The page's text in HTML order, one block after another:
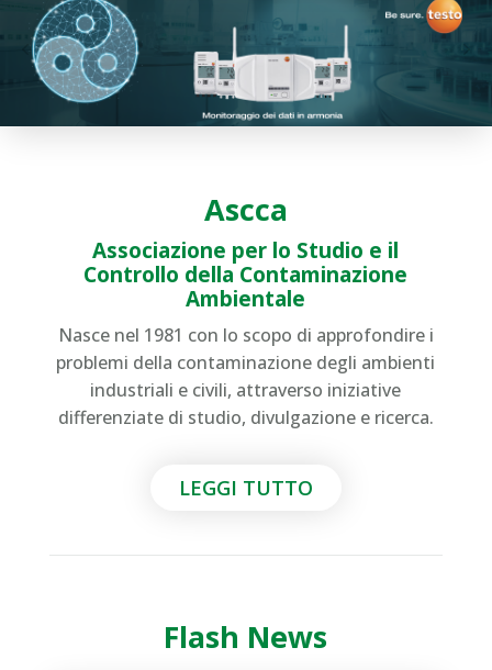
Ascca
Associazione per lo Studio e il
Controllo della Contaminazione
Ambientale
Nasce nel 1981 con lo scopo di approfondire i
problemi della contaminazione degli ambienti
industriali e civili, attraverso iniziative
differenziate di studio, divulgazione e ricerca.
LEGGI TUTTO
Flash News